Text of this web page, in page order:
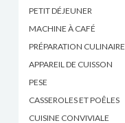
PETIT DÉJEUNER
MACHINE À CAFÉ
PRÉPARATION CULINAIRE
APPAREIL DE CUISSON
PESE
CASSEROLES ET POÊLES
CUISINE CONVIVIALE